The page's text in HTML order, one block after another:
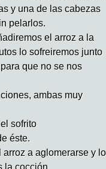
y una de las cabezas
pelarlos.
el arroz a la
lo sofreiremos junto
que no se nos
ambas muy
sofrito
éste.
a aglomerarse y lo
la cocción.